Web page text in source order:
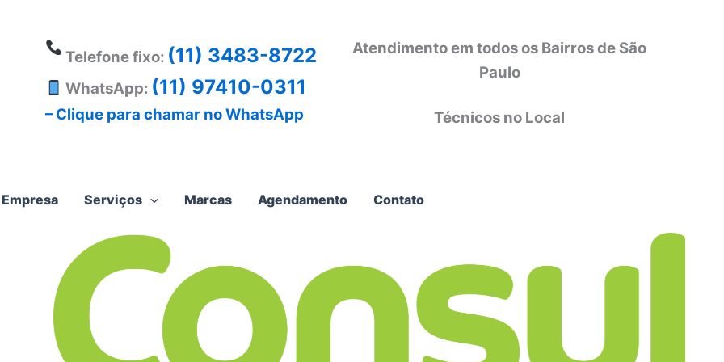
Telefone fixo: (11) 3483-8722
WhatsApp: (11) 97410-0311
– Clique para chamar no WhatsApp
Atendimento em todos os Bairros de São
Paulo
Técnicos no Local
Empresa Serviços Marcas Agendamento Contato